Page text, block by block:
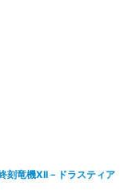
竜機XII－ドラスティア